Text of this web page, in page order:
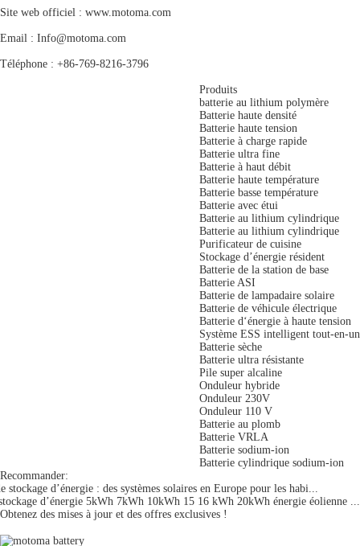
Site web officiel : www.motoma.com
Email : Info@motoma.com
Téléphone : +86-769-8216-3796
Produits
batterie au lithium polymère
Batterie haute densité
Batterie haute tension
Batterie à charge rapide
Batterie ultra fine
Batterie à haut débit
Batterie haute température
Batterie basse température
Batterie avec étui
Batterie au lithium cylindrique
Batterie au lithium cylindrique
Purificateur de cuisine
Stockage d’énergie résident
Batterie de la station de base
Batterie ASI
Batterie de lampadaire solaire
Batterie de véhicule électrique
Batterie d‘énergie à haute tension
Système ESS intelligent tout-en-un
Batterie sèche
Batterie ultra résistante
Pile super alcaline
Onduleur hybride
Onduleur 230V
Onduleur 110 V
Batterie au plomb
Batterie VRLA
Batterie sodium-ion
Batterie cylindrique sodium-ion
Recommander:
stockage d’énergie : des systèmes solaires en Europe pour les habi...
d’énergie 5kWh 7kWh 10kWh 15 16 kWh 20kWh énergie éolienne ...
Obtenez des mises à jour et des offres exclusives !